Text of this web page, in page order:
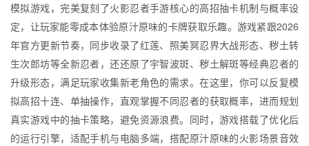
模拟游戏，完美复刻了火影忍者手游核心的高招抽卡机制与概率设
定，让玩家能零成本体验原汁原味的卡牌获取乐趣。游戏紧跟2026
年官方更新节奏，同步收录了红莲、照美冥忍界大战形态、秽土转
生次郎坊等全新忍者，还还原了宇智波斑、秽土解斑等经典忍者的
升级形态，满足玩家收集新老角色的需求。在这里，你可以反复模
拟高招十连、单抽操作，直观掌握不同忍者的获取概率，进而规划
真实游戏中的抽卡策略，避免资源浪费。同时，游戏搭载了优化后
的运行引擎，适配手机与电脑多端，搭配原汁原味的火影场景音效